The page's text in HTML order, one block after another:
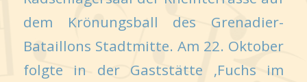
dem Krönungsball des Grenadier-
Bataillons Stadtmitte. Am 22. Oktober
folgte in der Gaststätte ‚Fuchs im